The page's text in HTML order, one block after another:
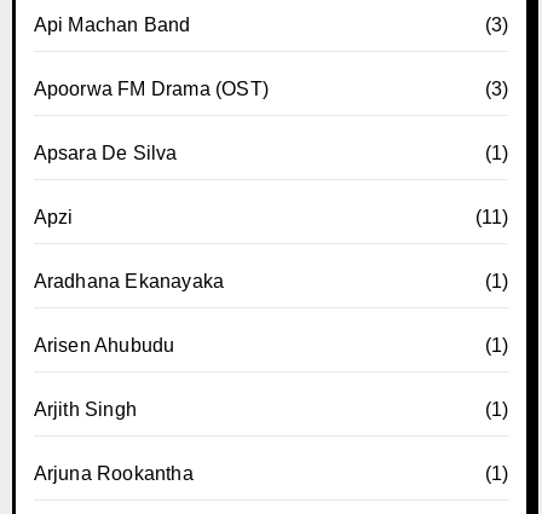
Api Machan Band (3)
Apoorwa FM Drama (OST) (3)
Apsara De Silva (1)
Apzi (11)
Aradhana Ekanayaka (1)
Arisen Ahubudu (1)
Arjith Singh (1)
Arjuna Rookantha (1)